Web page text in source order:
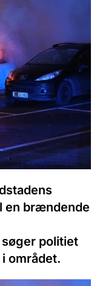
en brændende
politiet
området.